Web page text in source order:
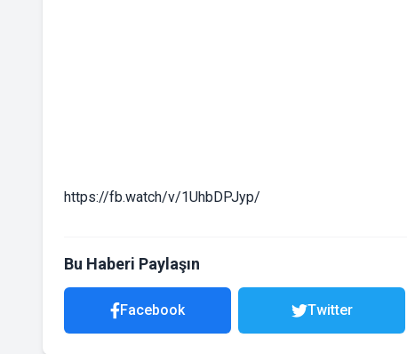
https://fb.watch/v/1UhbDPJyp/
Bu Haberi Paylaşın
Facebook Twitter